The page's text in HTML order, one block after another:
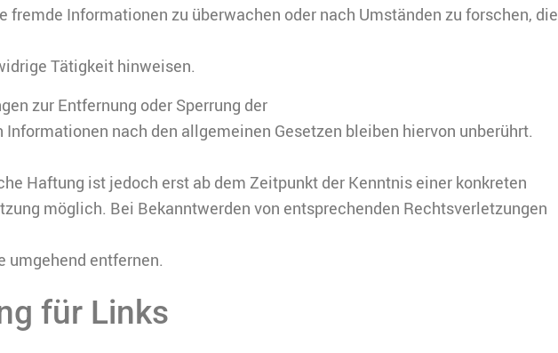
fremde Informationen zu überwachen oder nach Umständen zu forschen, die
Tätigkeit hinweisen.
zur Entfernung oder Sperrung der
Informationen nach den allgemeinen Gesetzen bleiben hiervon unberührt.
Haftung ist jedoch erst ab dem Zeitpunkt der Kenntnis einer konkreten
möglich. Bei Bekanntwerden von entsprechenden Rechtsverletzungen
umgehend entfernen.
für Links